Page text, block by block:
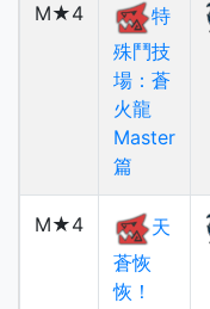
M★4
特
殊鬥技
場：蒼
火龍
Master
篇
M★4
天
蒼恢
恢！